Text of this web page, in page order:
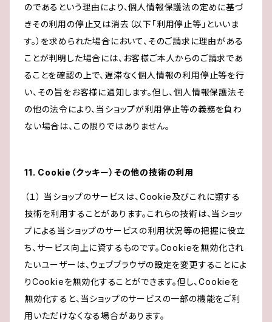
のであるという理由により、個人情報保護法の定めに基づ
きその利用の停止又は消去（以下「利用停止等」といいま
す。）を求められた場合において、そのご請求に理由がある
ことが判明した場合には、お客様ご本人からのご請求であ
ることを確認の上で、遅滞なく個人情報の利用停止等を行
い、その旨をお客様に通知します。但し、個人情報保護法そ
の他の法令により、当ショップが利用停止等の義務を負わ
ない場合は、この限りではありません。
11. Cookie（クッキー）その他の技術の利用
（１） 当ショップのサービスは、Cookie及びこれに類する
技術を利用することがあります。これらの技術は、当ショッ
プによる当ショップのサービスの利用状況等の把握に役立
ち、サービス向上に資するものです。Cookieを無効化され
たいユーザーは、ウェブブラウザの設定を変更することによ
りCookieを無効化することができます。但し、Cookieを
無効化すると、当ショップのサービスの一部の機能をご利
用いただけなくなる場合があります。